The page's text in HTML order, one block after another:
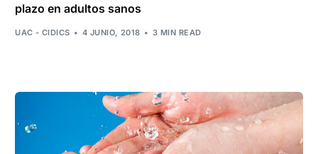
plazo en adultos sanos
UAC - CIDICS 4 JUNIO, 2018 3 MIN READ